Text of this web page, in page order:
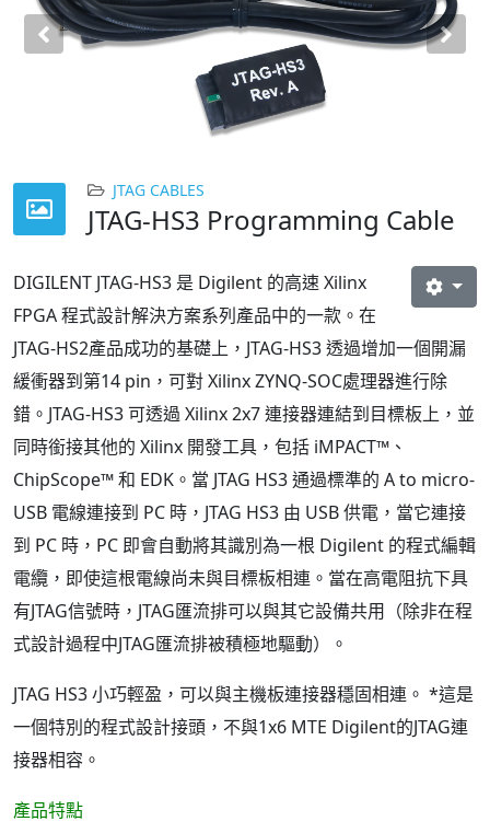
Previous
JTAG CABLES
JTAG-HS3 Programming Cable
DIGILENT JTAG-HS3 是 Digilent 的高速 Xilinx
FPGA 程式設計解決方案系列產品中的一款。在
JTAG-HS2產品成功的基礎上，JTAG-HS3 透過增加一個開漏
緩衝器到第14 pin，可對 Xilinx ZYNQ-SOC處理器進行除
錯。 JTAG-HS3 可透過 Xilinx 2x7 連接器連結到目標板上，並
同時銜接其他的 Xilinx 開發工具，包括 iMPACT™、
ChipScope™ 和 EDK。 當 JTAG HS3 通過標準的 A to micro-
USB 電線連接到 PC 時，JTAG HS3 由 USB 供電，當它連接
到 PC 時，PC 即會自動將其識別為一根 Digilent 的程式編輯
電纜，即使這根電線尚未與目標板相連。當在高電阻抗下具
有JTAG信號時，JTAG匯流排可以與其它設備共用（除非在程
式設計過程中JTAG匯流排被積極地驅動）。
JTAG HS3 小巧輕盈，可以與主機板連接器穩固相連。 *這是
一個特別的程式設計接頭，不與1x6 MTE Digilent的JTAG連
接器相容。
產品特點